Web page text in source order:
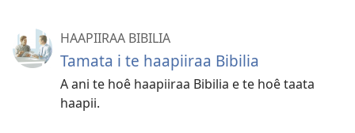
HAAPIIRAA BIBILIA
Tamata i te haapiiraa Bibilia
A ani te hoê haapiiraa Bibilia e te hoê taata
haapii.